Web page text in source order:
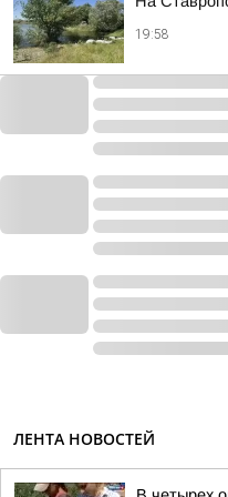
19:58
ЛЕНТА НОВОСТЕЙ